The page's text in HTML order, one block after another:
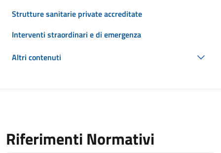
Strutture sanitarie private accreditate
Interventi straordinari e di emergenza
Altri contenuti
Riferimenti Normativi